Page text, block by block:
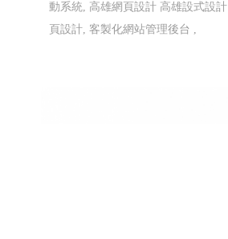
動系統, 高雄網頁設計 高雄設式設計
頁設計, 客製化網站管理後台 ,